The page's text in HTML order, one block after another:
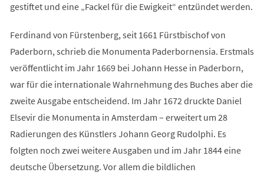
gestiftet und eine „Fackel für die Ewigkeit“ entzündet werden.
Ferdinand von Fürstenberg, seit 1661 Fürstbischof von
Paderborn, schrieb die Monumenta Paderbornensia. Erstmals
veröffentlicht im Jahr 1669 bei Johann Hesse in Paderborn,
war für die internationale Wahrnehmung des Buches aber die
zweite Ausgabe entscheidend. Im Jahr 1672 druckte Daniel
Elsevir die Monumenta in Amsterdam – erweitert um 28
Radierungen des Künstlers Johann Georg Rudolphi. Es
folgten noch zwei weitere Ausgaben und im Jahr 1844 eine
deutsche Übersetzung. Vor allem die bildlichen